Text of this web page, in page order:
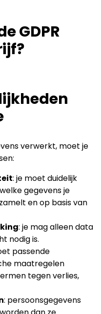
GDPR
verwerkt, moet je
: je moet duidelijk
gegevens je
en op basis van
: je mag alleen data
nodig is.
passende
maatregelen
tegen verlies,
: persoonsgegevens